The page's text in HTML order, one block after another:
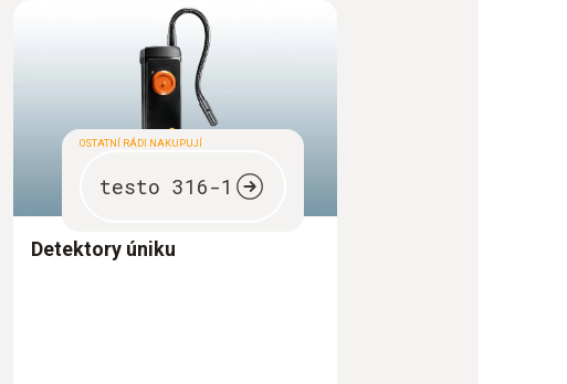
OSTATNÍ RÁDI NAKUPUJÍ
testo 316-1
Detektory úniku